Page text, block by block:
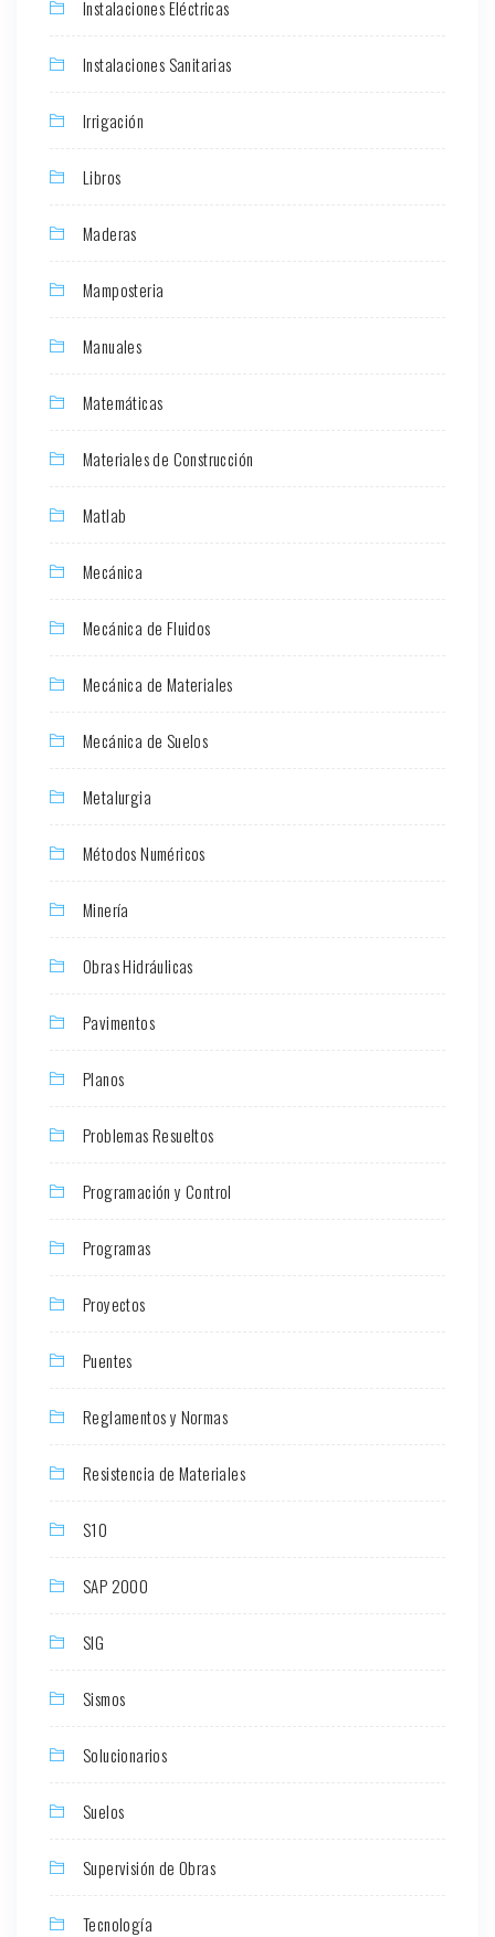
Instalaciones Eléctricas
Instalaciones Sanitarias
Irrigación
Libros
Maderas
Mamposteria
Manuales
Matemáticas
Materiales de Construcción
Matlab
Mecánica
Mecánica de Fluidos
Mecánica de Materiales
Mecánica de Suelos
Metalurgia
Métodos Numéricos
Minería
Obras Hidráulicas
Pavimentos
Planos
Problemas Resueltos
Programación y Control
Programas
Proyectos
Puentes
Reglamentos y Normas
Resistencia de Materiales
S10
SAP 2000
SIG
Sismos
Solucionarios
Suelos
Supervisión de Obras
Tecnología